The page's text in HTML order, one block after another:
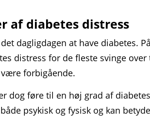
af diabetes distress
daglig­dagen at have diabetes.
distress for de fleste svinge over
forbi­gående.
dog føre til en høj grad af diabetes
psykisk og fysisk og kan